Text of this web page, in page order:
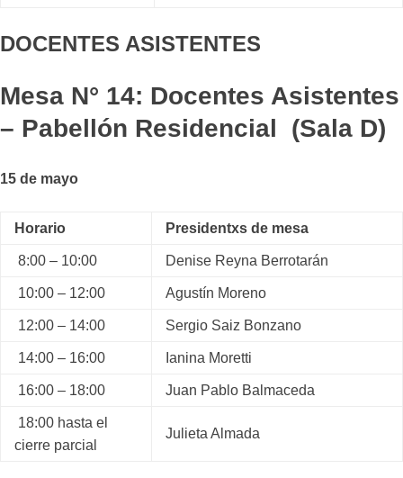
DOCENTES ASISTENTES
Mesa N° 14: Docentes Asistentes
– Pabellón Residencial (Sala D)
15 de mayo
Horario Presidentxs de mesa
8:00 – 10:00 Denise Reyna Berrotarán
10:00 – 12:00 Agustín Moreno
12:00 – 14:00 Sergio Saiz Bonzano
14:00 – 16:00 Ianina Moretti
16:00 – 18:00 Juan Pablo Balmaceda
18:00 hasta el
cierre parcial
Julieta Almada